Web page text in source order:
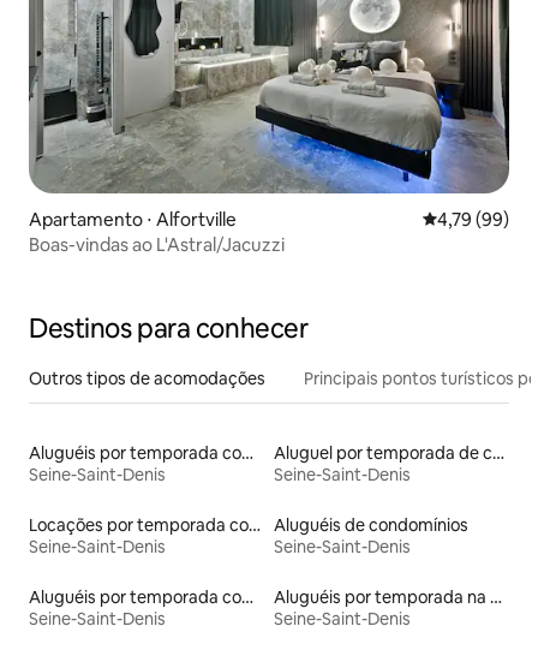
Apartamento ⋅ Alfortville 4,79 de uma
4,79 (99)
Boas-vindas ao L'Astral/Jacuzzi
Destinos para conhecer
Outros tipos de acomodações Principais pontos turísticos
Aluguéis por temporada com acesso à praia
Seine-Saint-Denis
Aluguel por temporada de casas de hóspedes
Seine-Saint-Denis
Locações por temporada com piscina
Seine-Saint-Denis
Aluguéis de condomínios
Seine-Saint-Denis
Aluguéis por temporada com acesso ao lago
Seine-Saint-Denis
Aluguéis por temporada na orla
Seine-Saint-Denis